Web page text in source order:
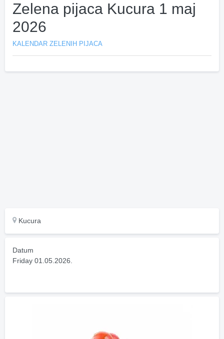
Zelena pijaca Kucura 1 maj
2026
KALENDAR ZELENIH PIJACA
Kucura
Datum
Friday 01.05.2026.